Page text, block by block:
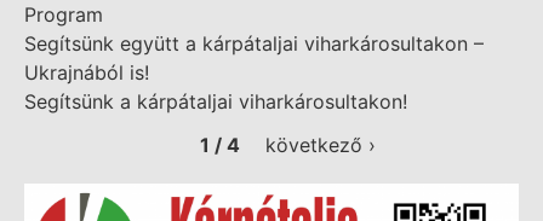
Program
Segítsünk együtt a kárpátaljai viharkárosultakon –
Ukrajnából is!
Segítsünk a kárpátaljai viharkárosultakon!
1 / 4
következő ›